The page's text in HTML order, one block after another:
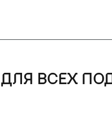
ВСЕХ